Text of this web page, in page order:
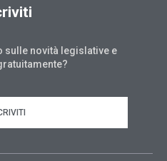
sulle novità legislative e